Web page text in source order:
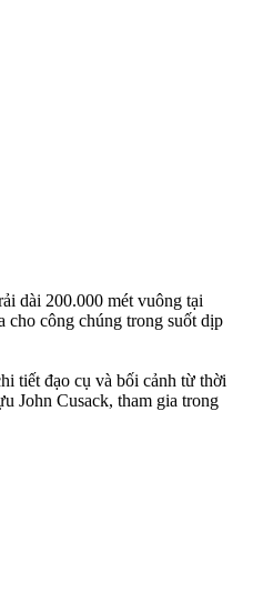
dài 200.000 mét vuông tại
công chúng trong suốt dịp
tiết đạo cụ và bối cảnh từ thời
John Cusack, tham gia trong